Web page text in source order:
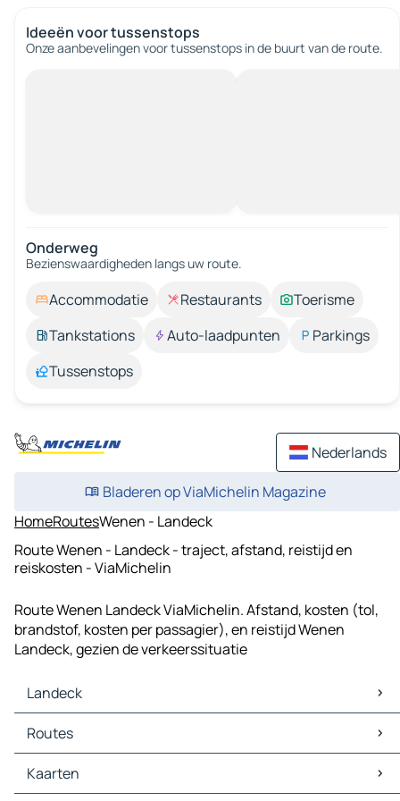
Ideeën voor tussenstops
Onze aanbevelingen voor tussenstops in de buurt van de route.
Onderweg
Bezienswaardigheden langs uw route.
Accommodatie Restaurants
Toerisme
Tankstations
Auto-laadpunten
Parkings
Tussenstops
Nederlands
Bladeren op ViaMichelin Magazine
HomeRoutesWenen - Landeck
Route Wenen - Landeck - traject, afstand, reistijd en
reiskosten - ViaMichelin
Route Wenen Landeck ViaMichelin. Afstand, kosten (tol,
brandstof, kosten per passagier), en reistijd Wenen
Landeck, gezien de verkeerssituatie
Landeck
Landeck Kaarten
Landeck Verkeer
Landeck Hotels
Landeck Restaurants
Routes
Routes Landeck - Imst
Routes Landeck - Sankt Leonhard im Pitztal
Kaarten